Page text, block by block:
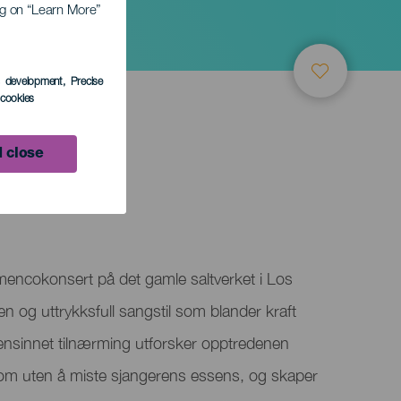
on “Learn More”
development, Precise
close
på det gamle saltverket i Los
og uttrykksfull sangstil som blander kraft
tilnærming utforsker opptredenen
uten å miste sjangerens essens, og skaper